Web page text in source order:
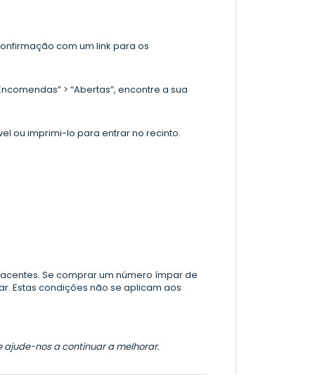
com um link para os
> “Abertas”, encontre a sua
ou imprimi-lo para entrar no recinto.
Se comprar um número ímpar de
Estas condições não se aplicam aos
ajude-nos a continuar a melhorar.